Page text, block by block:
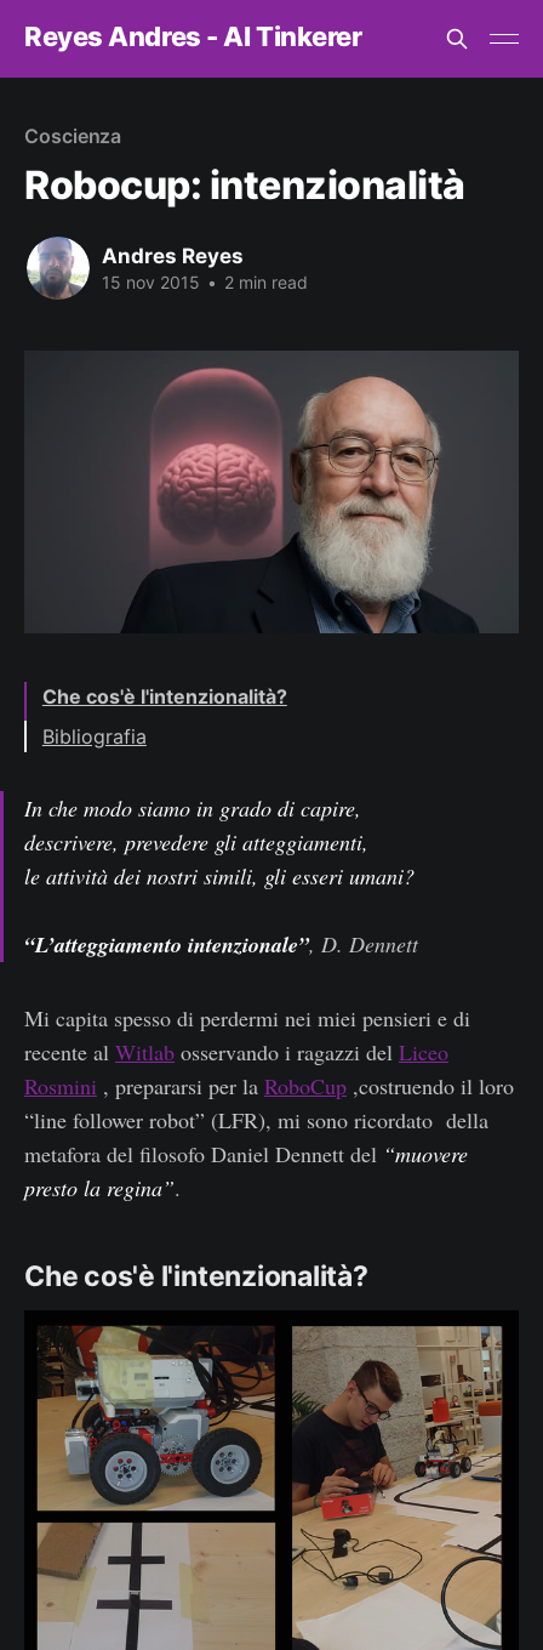
Reyes Andres - AI Tinkerer
Coscienza
Robocup: intenzionalità
Andres Reyes
15 nov 2015 • 2 min read
Che cos'è l'intenzionalità?
Bibliografia
In che modo siamo in grado di capire,
descrivere, prevedere gli atteggiamenti,
le attività dei nostri simili, gli esseri umani?
“L’atteggiamento intenzionale”, D. Dennett
Mi capita spesso di perdermi nei miei pensieri e di
recente al Witlab osservando i ragazzi del Liceo
Rosmini , prepararsi per la RoboCup ,costruendo il loro
“line follower robot” (LFR), mi sono ricordato della
metafora del filosofo Daniel Dennett del “muovere
presto la regina”.
Che cos'è l'intenzionalità?